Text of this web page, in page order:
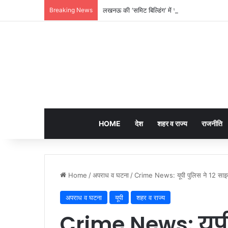
Breaking News लखनऊ की ‘समिट बिल्डिंग’ में चल रहा था 200
HOME देश शहर व राज्य राजनीति
Home /अपराध व घटना /Crime News: यूपी पुलिस ने 12
अपराध व घटना यूपी शहर व राज्य